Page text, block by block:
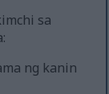
sa
ng kanin